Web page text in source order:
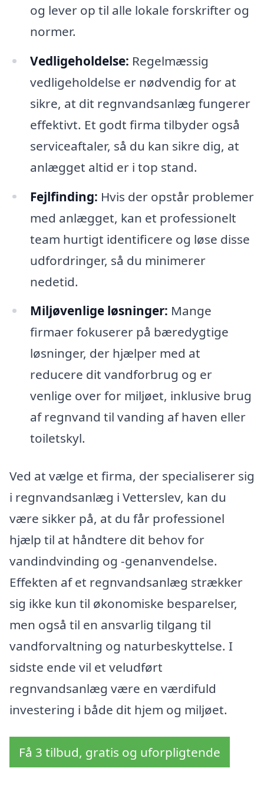
og lever op til alle lokale forskrifter og
normer.
Vedligeholdelse: Regelmæssig
vedligeholdelse er nødvendig for at
sikre, at dit regnvandsanlæg fungerer
effektivt. Et godt firma tilbyder også
serviceaftaler, så du kan sikre dig, at
anlægget altid er i top stand.
Fejlfinding: Hvis der opstår problemer
med anlægget, kan et professionelt
team hurtigt identificere og løse disse
udfordringer, så du minimerer
nedetid.
Miljøvenlige løsninger: Mange
firmaer fokuserer på bæredygtige
løsninger, der hjælper med at
reducere dit vandforbrug og er
venlige over for miljøet, inklusive brug
af regnvand til vanding af haven eller
toiletskyl.
Ved at vælge et firma, der specialiserer sig
i regnvandsanlæg i Vetterslev, kan du
være sikker på, at du får professionel
hjælp til at håndtere dit behov for
vandindvinding og -genanvendelse.
Effekten af et regnvandsanlæg strækker
sig ikke kun til økonomiske besparelser,
men også til en ansvarlig tilgang til
vandforvaltning og naturbeskyttelse. I
sidste ende vil et veludført
regnvandsanlæg være en værdifuld
investering i både dit hjem og miljøet.
Få 3 tilbud, gratis og uforpligtende